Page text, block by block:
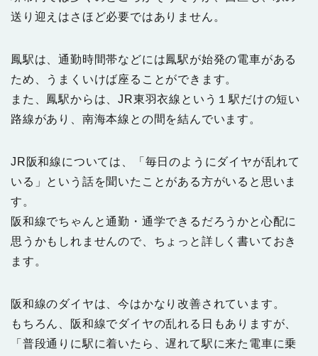
送り迎えはさほど必要ではありません。
鳳駅は、通勤時間帯などには鳳駅が始発の電車がある
ため、うまくいけば座ることができます。
また、鳳駅からは、JR東羽衣線という１駅だけの短い
路線があり、南海本線との間を結んでいます。
JR阪和線については、「毎日のようにダイヤが乱れて
いる」という話を聞いたことがある方がいると思いま
す。
阪和線でちゃんと通勤・通学できるだろうかと心配に
思うかもしれませんので、ちょっと詳しく書いておき
ます。
阪和線のダイヤは、今はかなり改善されています。
もちろん、阪和線でダイヤの乱れる日もありますが、
「普段通りに駅に着いたら、遅れて駅に来た電車に乗